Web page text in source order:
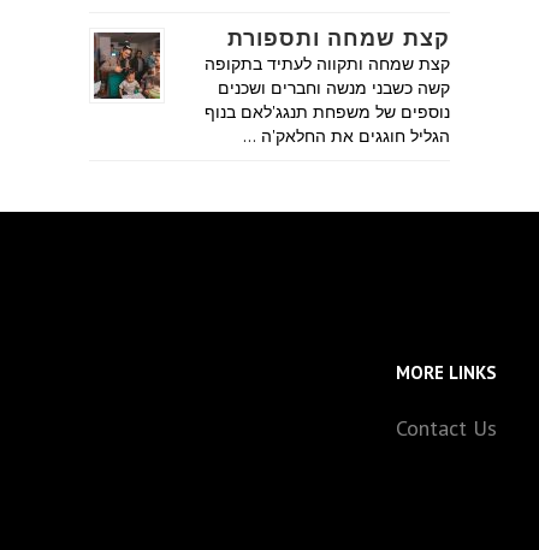
קצת שמחה ותספורת
קצת שמחה ותקווה לעתיד בתקופה
קשה כשבני מנשה וחברים ושכנים
נוספים של משפחת תנגג'לאם בנוף
הגליל חוגגים את החלאק'ה …
MORE LINKS
Contact Us